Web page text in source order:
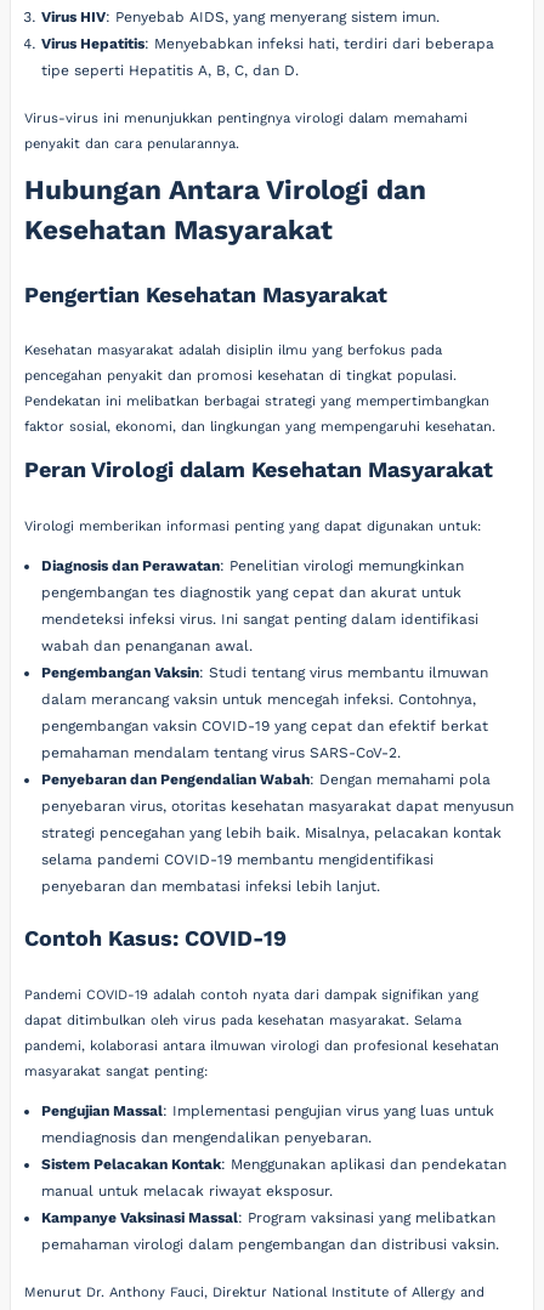
Virus HIV: Penyebab AIDS, yang menyerang sistem imun.
Virus Hepatitis: Menyebabkan infeksi hati, terdiri dari beberapa
tipe seperti Hepatitis A, B, C, dan D.
Virus-virus ini menunjukkan pentingnya virologi dalam memahami
penyakit dan cara penularannya.
Hubungan Antara Virologi dan
Kesehatan Masyarakat
Pengertian Kesehatan Masyarakat
Kesehatan masyarakat adalah disiplin ilmu yang berfokus pada
pencegahan penyakit dan promosi kesehatan di tingkat populasi.
Pendekatan ini melibatkan berbagai strategi yang mempertimbangkan
faktor sosial, ekonomi, dan lingkungan yang mempengaruhi kesehatan.
Peran Virologi dalam Kesehatan Masyarakat
Virologi memberikan informasi penting yang dapat digunakan untuk:
Diagnosis dan Perawatan: Penelitian virologi memungkinkan
pengembangan tes diagnostik yang cepat dan akurat untuk
mendeteksi infeksi virus. Ini sangat penting dalam identifikasi
wabah dan penanganan awal.
Pengembangan Vaksin: Studi tentang virus membantu ilmuwan
dalam merancang vaksin untuk mencegah infeksi. Contohnya,
pengembangan vaksin COVID-19 yang cepat dan efektif berkat
pemahaman mendalam tentang virus SARS-CoV-2.
Penyebaran dan Pengendalian Wabah: Dengan memahami pola
penyebaran virus, otoritas kesehatan masyarakat dapat menyusun
strategi pencegahan yang lebih baik. Misalnya, pelacakan kontak
selama pandemi COVID-19 membantu mengidentifikasi
penyebaran dan membatasi infeksi lebih lanjut.
Contoh Kasus: COVID-19
Pandemi COVID-19 adalah contoh nyata dari dampak signifikan yang
dapat ditimbulkan oleh virus pada kesehatan masyarakat. Selama
pandemi, kolaborasi antara ilmuwan virologi dan profesional kesehatan
masyarakat sangat penting:
Pengujian Massal: Implementasi pengujian virus yang luas untuk
mendiagnosis dan mengendalikan penyebaran.
Sistem Pelacakan Kontak: Menggunakan aplikasi dan pendekatan
manual untuk melacak riwayat eksposur.
Kampanye Vaksinasi Massal: Program vaksinasi yang melibatkan
pemahaman virologi dalam pengembangan dan distribusi vaksin.
Menurut Dr. Anthony Fauci, Direktur National Institute of Allergy and